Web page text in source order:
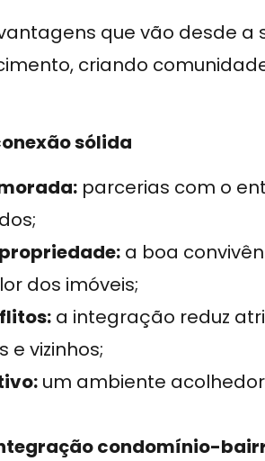
que vão desde
criando
sólida
parcerias com o
a boa
dos imóveis;
a integração reduz
e vizinhos;
um ambiente
condomínio-